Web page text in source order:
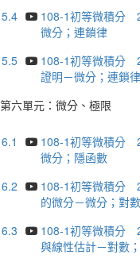
5.4
108-1初等微積分
微分；連鎖律
5.5
108-1初等微積分
證明－微分；連鎖律
第六單元：微分、極限
6.1
108-1初等微積分
微分；隱函數
6.2
108-1初等微積分
的微分－微分；對數
6.3
108-1初等微積分
與線性估計－對數